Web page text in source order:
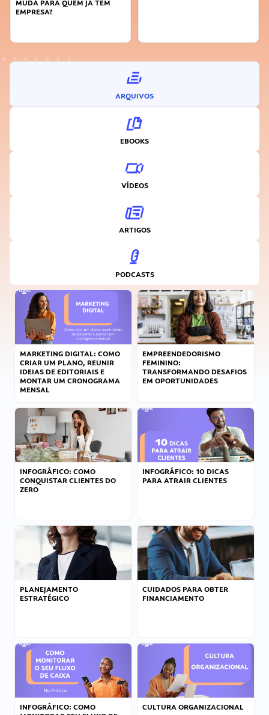
ARQUIVOS
EBOOKS
VÍDEOS
ARTIGOS
PODCASTS
MARKETING DIGITAL: COMO
CRIAR UM PLANO, REUNIR
IDEIAS DE EDITORIAIS E
MONTAR UM CRONOGRAMA
MENSAL
EMPREENDEDORISMO
FEMININO:
TRANSFORMANDO DESAFIOS
EM OPORTUNIDADES
INFOGRÁFICO: COMO
CONQUISTAR CLIENTES DO
ZERO
INFOGRÁFICO: 10 DICAS
PARA ATRAIR CLIENTES
PLANEJAMENTO
ESTRATÉGICO
CUIDADOS PARA OBTER
FINANCIAMENTO
INFOGRÁFICO: COMO
CULTURA ORGANIZACIONAL